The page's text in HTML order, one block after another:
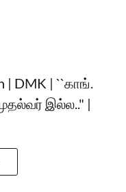
| DMK | ``காங்.
இல்ல.." |